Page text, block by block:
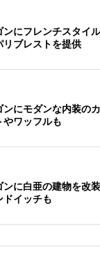
ンにフレンチスタイ
リブレストを提供
ンにモダンな内装の
やワッフルも
ンに白亜の建物を改
ドイッチも